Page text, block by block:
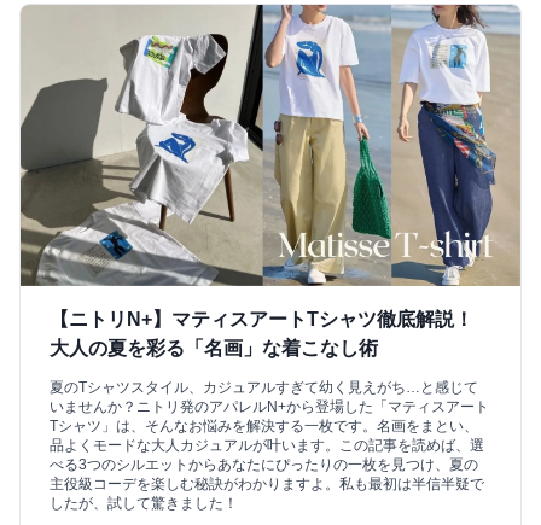
【ニトリN+】マティスアートTシャツ徹底解説！
大人の夏を彩る「名画」な着こなし術
夏のTシャツスタイル、カジュアルすぎて幼く見えがち…と感じて
いませんか？ニトリ発のアパレルN+から登場した「マティスアート
Tシャツ」は、そんなお悩みを解決する一枚です。名画をまとい、
品よくモードな大人カジュアルが叶います。この記事を読めば、選
べる3つのシルエットからあなたにぴったりの一枚を見つけ、夏の
主役級コーデを楽しむ秘訣がわかりますよ。私も最初は半信半疑で
したが、試して驚きました！